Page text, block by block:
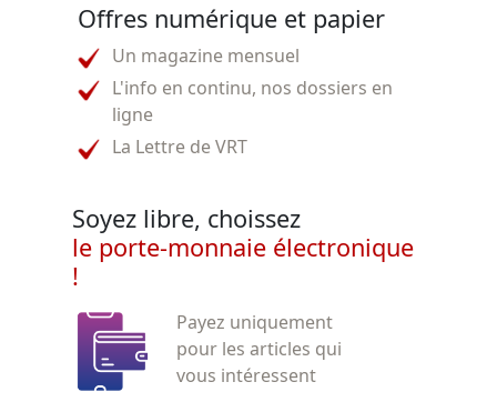
Offres numérique et papier
Un magazine mensuel
L'info en continu, nos dossiers en
ligne
La Lettre de VRT
Soyez libre, choissez
le porte-monnaie électronique
!
Payez uniquement
pour les articles qui
vous intéressent